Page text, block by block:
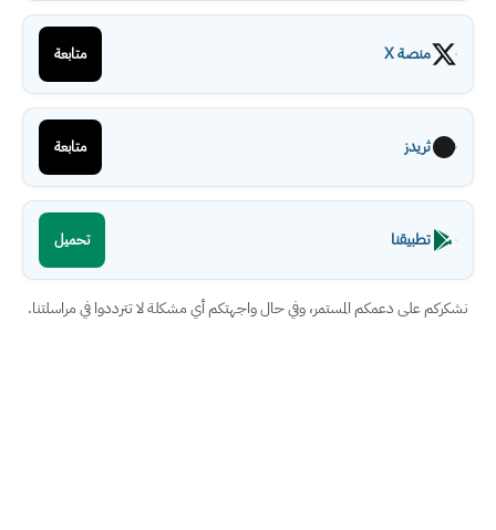
منصة X متابعة
ثريدز متابعة
تطبيقنا تحميل
نشكركم على دعمكم المستمر، وفي حال واجهتكم أي مشكلة لا تترددوا في مراسلتنا.